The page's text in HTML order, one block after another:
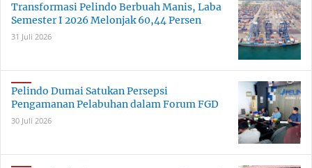
Transformasi Pelindo Berbuah Manis, Laba
Semester I 2026 Melonjak 60,44 Persen
31 Juli 2026
Pelindo Dumai Satukan Persepsi
Pengamanan Pelabuhan dalam Forum FGD
30 Juli 2026